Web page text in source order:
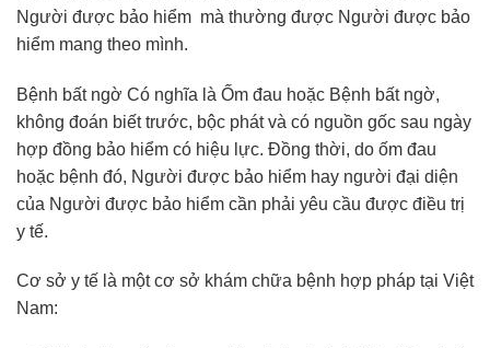
Người được bảo hiểm mà thường được Người được bảo
hiểm mang theo mình.
Bệnh bất ngờ Có nghĩa là Ốm đau hoặc Bệnh bất ngờ,
không đoán biết trước, bộc phát và có nguồn gốc sau ngày
hợp đồng bảo hiểm có hiệu lực. Đồng thời, do ốm đau
hoặc bệnh đó, Người được bảo hiểm hay người đại diện
của Người được bảo hiểm cần phải yêu cầu được điều trị
y tế.
Cơ sở y tế là một cơ sở khám chữa bệnh hợp pháp tại Việt
Nam: